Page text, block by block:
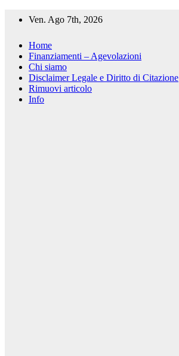
Ven. Ago 7th, 2026
Home
Finanziamenti – Agevolazioni
Chi siamo
Disclaimer Legale e Diritto di Citazione
Rimuovi articolo
Info